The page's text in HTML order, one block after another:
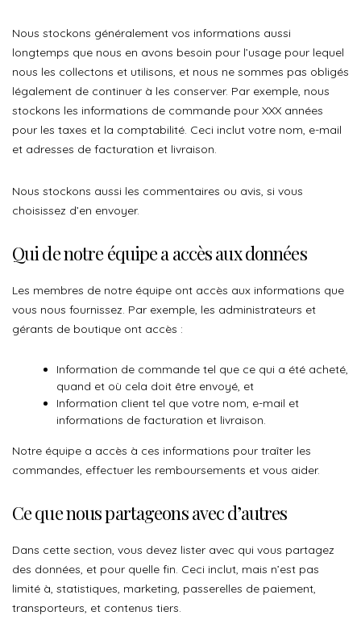
Nous stockons généralement vos informations aussi
longtemps que nous en avons besoin pour l’usage pour lequel
nous les collectons et utilisons, et nous ne sommes pas obligés
légalement de continuer à les conserver. Par exemple, nous
stockons les informations de commande pour XXX années
pour les taxes et la comptabilité. Ceci inclut votre nom, e-mail
et adresses de facturation et livraison.
Nous stockons aussi les commentaires ou avis, si vous
choisissez d’en envoyer.
Qui de notre équipe a accès aux données
Les membres de notre équipe ont accès aux informations que
vous nous fournissez. Par exemple, les administrateurs et
gérants de boutique ont accès :
Information de commande tel que ce qui a été acheté,
quand et où cela doit être envoyé, et
Information client tel que votre nom, e-mail et
informations de facturation et livraison.
Notre équipe a accès à ces informations pour traîter les
commandes, effectuer les remboursements et vous aider.
Ce que nous partageons avec d’autres
Dans cette section, vous devez lister avec qui vous partagez
des données, et pour quelle fin. Ceci inclut, mais n’est pas
limité à, statistiques, marketing, passerelles de paiement,
transporteurs, et contenus tiers.